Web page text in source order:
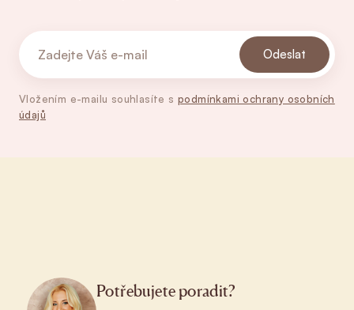
Odeslat
Vložením e-mailu souhlasíte s podmínkami ochrany osobních
údajů
Potřebujete poradit?